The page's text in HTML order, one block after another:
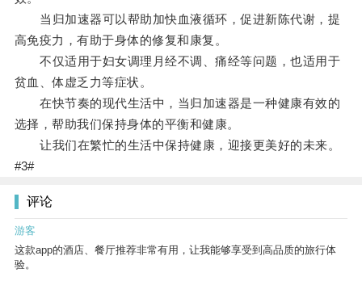
当归加速器可以帮助加快血液循环，促进新陈代谢，提
高免疫力，有助于身体的修复和康复。
不仅适用于妇女调理月经不调、痛经等问题，也适用于
贫血、体虚乏力等症状。
在快节奏的现代生活中，当归加速器是一种健康有效的
选择，帮助我们保持身体的平衡和健康。
让我们在繁忙的生活中保持健康，迎接更美好的未来。
#3#
评论
游客
这款app的酒店、餐厅推荐非常有用，让我能够享受到高品质的旅行体
验。